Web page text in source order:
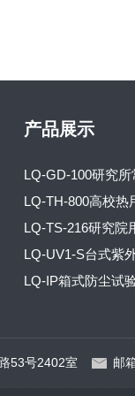
产品展示
53号2402室 邮